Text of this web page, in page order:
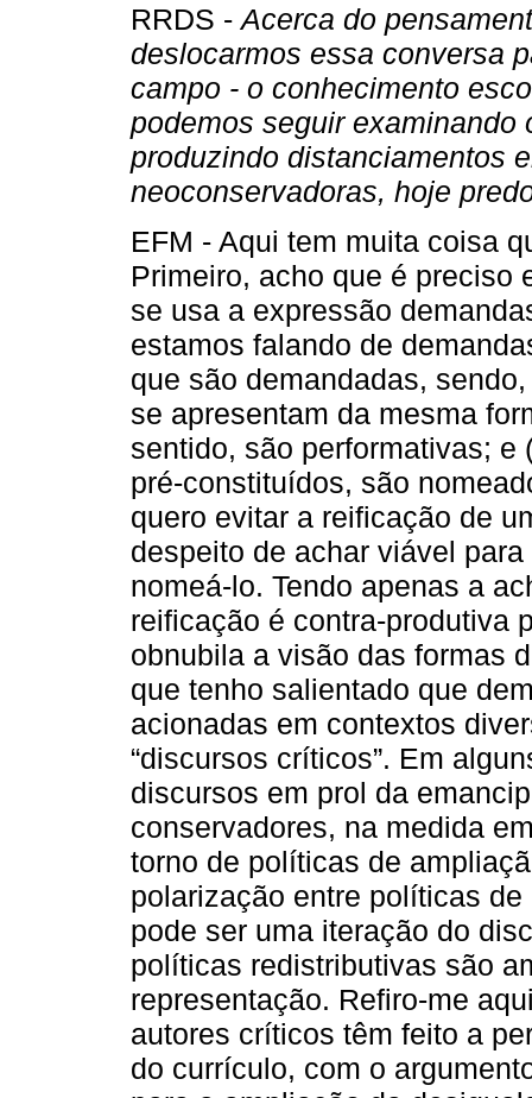
RRDS -Acerca do
deslocarmos essa conversa
campo - o conhecimento
podemos seguir examinando
produzindo distanciamentos
neoconservadoras, hoje
EFM - Aqui tem muita coisa
Primeiro, acho que é preciso
se usa a expressão
estamos falando de
que são demandadas,
se apresentam da mesma
sentido, são performativas; e
pré-constituídos, são
quero evitar a reificação de
despeito de achar viável
nomeá-lo. Tendo apenas a
reificação é contra-produtiva
obnubila a visão das formas
que tenho salientado que
acionadas em contextos
“discursos críticos”. Em
discursos em prol da
conservadores, na medida
torno de políticas de
polarização entre políticas
pode ser uma iteração do
políticas redistributivas são
representação. Refiro-me
autores críticos têm feito a
do currículo, com o